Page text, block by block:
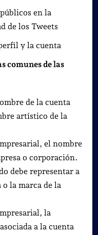
en la
de los Tweets
y la cuenta
comunes de las
de la cuenta
artístico de la
el nombre
o corporación.
debe representar a
la marca de la
la
a la cuenta